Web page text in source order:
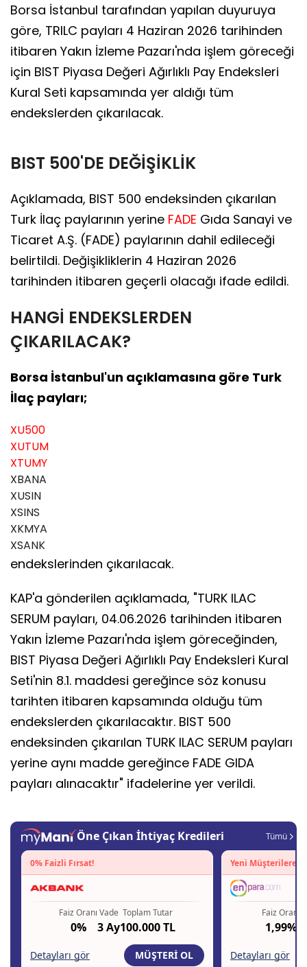
Borsa İstanbul tarafından yapılan duyuruya
göre, TRILC payları 4 Haziran 2026 tarihinden
itibaren Yakın İzleme Pazarı'nda işlem göreceği
için BIST Piyasa Değeri Ağırlıklı Pay Endeksleri
Kural Seti kapsamında yer aldığı tüm
endekslerden çıkarılacak.
BIST 500'DE DEĞİŞİKLİK
Açıklamada, BIST 500 endeksinden çıkarılan
Turk İlaç paylarının yerine FADE Gıda Sanayi ve
Ticaret A.Ş. (FADE) paylarının dahil edileceği
belirtildi. Değişikliklerin 4 Haziran 2026
tarihinden itibaren geçerli olacağı ifade edildi.
HANGİ ENDEKSLERDEN
ÇIKARILACAK?
Borsa İstanbul'un açıklamasına göre Turk
İlaç payları;
XU500
XUTUM
XTUMY
XBANA
XUSIN
XSINS
XKMYA
XSANK
endekslerinden çıkarılacak.
KAP'a gönderilen açıklamada, "TURK ILAC
SERUM payları, 04.06.2026 tarihinden itibaren
Yakın İzleme Pazarı'nda işlem göreceğinden,
BIST Piyasa Değeri Ağırlıklı Pay Endeksleri Kural
Seti'nin 8.1. maddesi gereğince söz konusu
tarihten itibaren kapsamında olduğu tüm
endekslerden çıkarılacaktır. BIST 500
endeksinden çıkarılan TURK ILAC SERUM payları
yerine aynı madde gereğince FADE GIDA
payları alınacaktır" ifadelerine yer verildi.